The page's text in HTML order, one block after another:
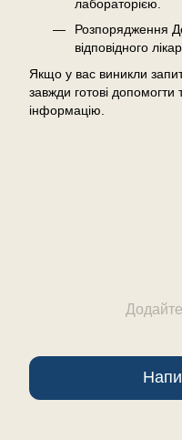
лабораторією.
Розпорядження
відповідного
Якщо у вас виникли
завжди готові
інформацію.